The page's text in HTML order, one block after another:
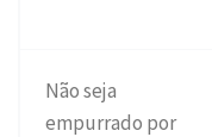
Não seja
empurrado por